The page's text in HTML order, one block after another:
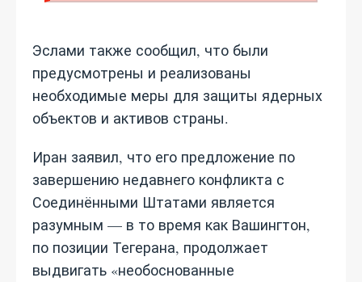
Эслами также сообщил, что были
предусмотрены и реализованы
необходимые меры для защиты ядерных
объектов и активов страны.
Иран заявил, что его предложение по
завершению недавнего конфликта с
Соединёнными Штатами является
разумным — в то время как Вашингтон,
по позиции Тегерана, продолжает
выдвигать «необоснованные